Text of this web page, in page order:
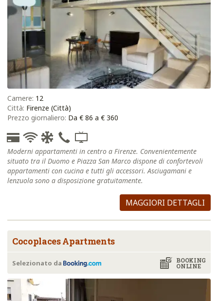
Camere: 12
Città: Firenze (Città)
Prezzo giornaliero: Da € 86 a € 360
Moderni appartamenti in centro a Firenze. Convenientemente
situato tra il Duomo e Piazza San Marco dispone di confortevoli
appartamenti con cucina e tutti gli accessori. Asciugamani e
lenzuola sono a disposizione gratuitamente.
MAGGIORI DETTAGLI
Cocoplaces Apartments
BOOKING
ONLINE
Selezionato da